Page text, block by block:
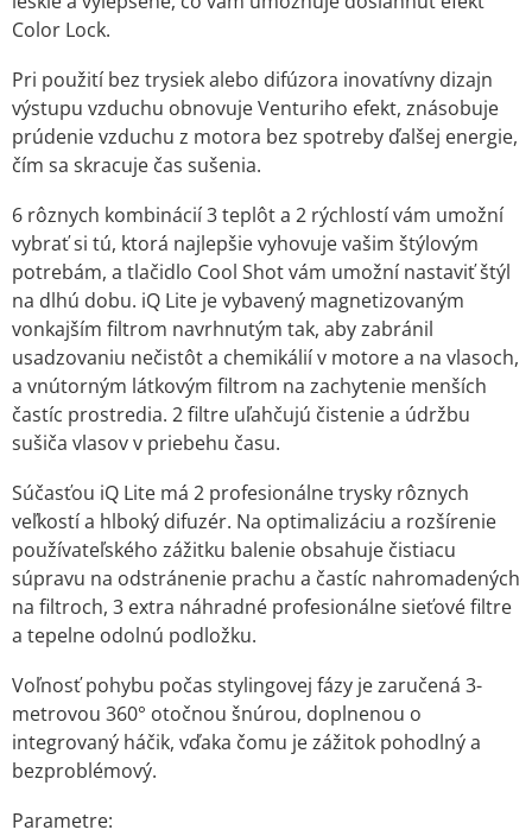
Color Lock.
Pri použití bez trysiek alebo difúzora inovatívny dizajn
výstupu vzduchu obnovuje Venturiho efekt, znásobuje
prúdenie vzduchu z motora bez spotreby ďalšej energie,
čím sa skracuje čas sušenia.
6 rôznych kombinácií 3 teplôt a 2 rýchlostí vám umožní
vybrať si tú, ktorá najlepšie vyhovuje vašim štýlovým
potrebám, a tlačidlo Cool Shot vám umožní nastaviť štýl
na dlhú dobu. iQ Lite je vybavený magnetizovaným
vonkajším filtrom navrhnutým tak, aby zabránil
usadzovaniu nečistôt a chemikálií v motore a na vlasoch,
a vnútorným látkovým filtrom na zachytenie menších
častíc prostredia. 2 filtre uľahčujú čistenie a údržbu
sušiča vlasov v priebehu času.
Súčasťou iQ Lite má 2 profesionálne trysky rôznych
veľkostí a hlboký difuzér. Na optimalizáciu a rozšírenie
používateľského zážitku balenie obsahuje čistiacu
súpravu na odstránenie prachu a častíc nahromadených
na filtroch, 3 extra náhradné profesionálne sieťové filtre
a tepelne odolnú podložku.
Voľnosť pohybu počas stylingovej fázy je zaručená 3-
metrovou 360° otočnou šnúrou, doplnenou o
integrovaný háčik, vďaka čomu je zážitok pohodlný a
bezproblémový.
Parametre: